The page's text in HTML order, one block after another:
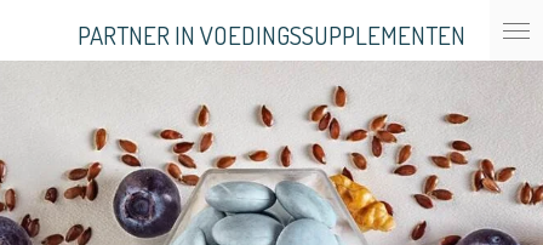
hoofdinhoud
PARTNER IN VOEDINGSSUPPLEMENTEN